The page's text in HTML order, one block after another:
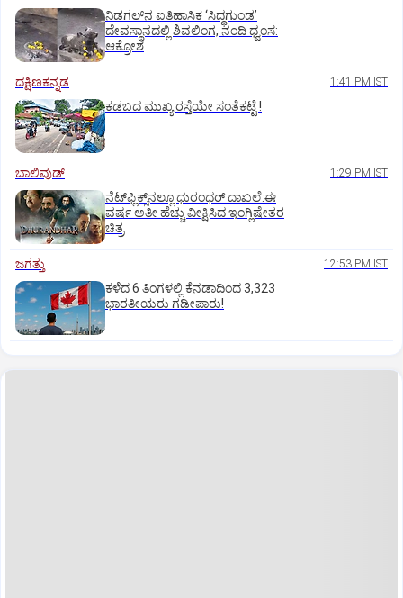
ನಿಡಗಲ್‌ನ ಐತಿಹಾಸಿಕ ‘ಸಿದ್ಧಗುಂಡ’
ದೇವಸ್ಥಾನದಲ್ಲಿ ಶಿವಲಿಂಗ, ನಂದಿ ಧ್ವಂಸ:
ಆಕ್ರೋಶ
ದಕ್ಷಿಣಕನ್ನಡ 1:41 PM IST
ಕಡಬದ ಮುಖ್ಯ ರಸ್ತೆಯೇ ಸಂತೆಕಟ್ಟೆ !
ಬಾಲಿವುಡ್‌ 1:29 PM IST
ನೆಟ್‌ಫ್ಲಿಕ್ಸ್‌ನಲ್ಲೂ ಧುರಂಧರ್‌ ದಾಖಲೆ:ಈ
ವರ್ಷ ಅತೀ ಹೆಚ್ಚು ವೀಕ್ಷಿಸಿದ ಇಂಗ್ಲಿಷೇತರ
ಚಿತ್ರ
ಜಗತ್ತು 12:53 PM IST
ಕಳೆದ 6 ತಿಂಗಳಲ್ಲಿ ಕೆನಡಾದಿಂದ 3,323
ಭಾರತೀಯರು ಗಡೀಪಾರು!